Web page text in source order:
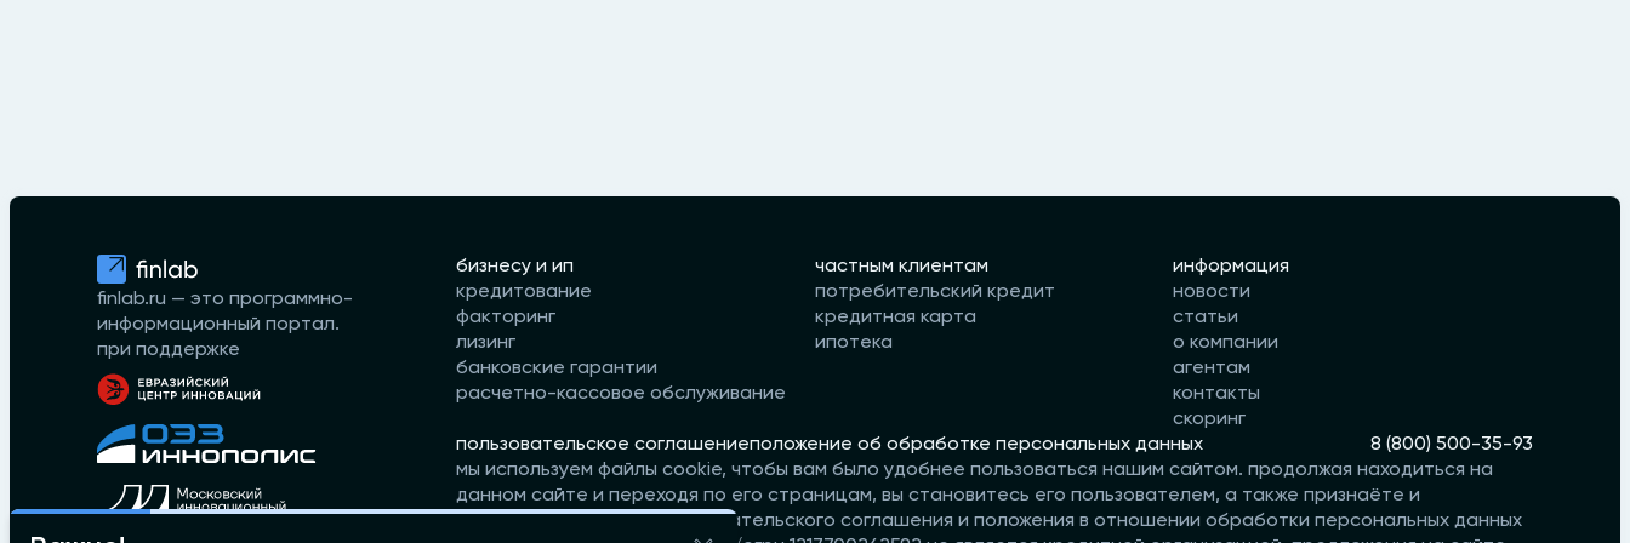
finlab.ru — это программно-
информационный портал.
при поддержке
бизнесу и ип
кредитование
факторинг
лизинг
банковские гарантии
расчетно-кассовое обслуживание
частным клиентам
потребительский кредит
кредитная карта
ипотека
информация
новости
статьи
о компании
агентам
контакты
скоринг
пользовательское соглашениеположение об обработке персональных данных
8 (800) 500-35-93
мы используем файлы cookie, чтобы вам было удобнее пользоваться нашим сайтом. продолжая находиться на
данном сайте и переходя по его страницам, вы становитесь его пользователем, а также признаёте и
принимаете условия пользовательского соглашения и положения в отношении обработки персональных данных